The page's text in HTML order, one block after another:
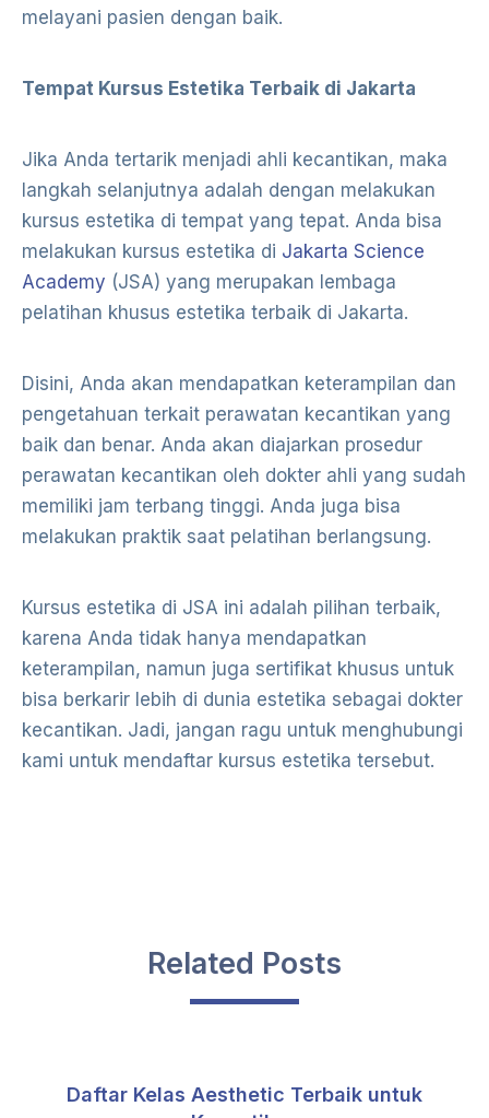
melayani pasien dengan baik.
Tempat Kursus Estetika Terbaik di Jakarta
Jika Anda tertarik menjadi ahli kecantikan, maka
langkah selanjutnya adalah dengan melakukan
kursus estetika di tempat yang tepat. Anda bisa
melakukan kursus estetika di Jakarta Science
Academy (JSA) yang merupakan lembaga
pelatihan khusus estetika terbaik di Jakarta.
Disini, Anda akan mendapatkan keterampilan dan
pengetahuan terkait perawatan kecantikan yang
baik dan benar. Anda akan diajarkan prosedur
perawatan kecantikan oleh dokter ahli yang sudah
memiliki jam terbang tinggi. Anda juga bisa
melakukan praktik saat pelatihan berlangsung.
Kursus estetika di JSA ini adalah pilihan terbaik,
karena Anda tidak hanya mendapatkan
keterampilan, namun juga sertifikat khusus untuk
bisa berkarir lebih di dunia estetika sebagai dokter
kecantikan. Jadi, jangan ragu untuk menghubungi
kami untuk mendaftar kursus estetika tersebut.
Related Posts
Daftar Kelas Aesthetic Terbaik untuk